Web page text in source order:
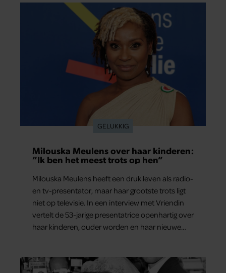
GELUKKIG
Milouska Meulens over haar kinderen:
“Ik ben het meest trots op hen”
Milouska Meulens heeft een druk leven als radio-
en tv-presentator, maar haar grootste trots ligt
niet op televisie. In een interview met Vriendin
vertelt de 53-jarige presentatrice openhartig over
haar kinderen, ouder worden en haar nieuwe
dag het meest bezighouden.